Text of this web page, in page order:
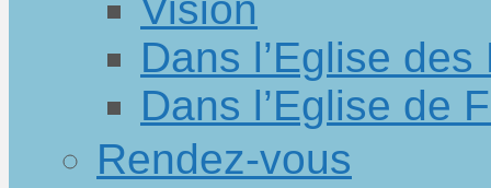
Dans l’Eglise
Dans l’Eglise de
Rendez-vous